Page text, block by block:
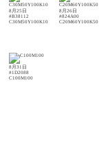
8月25日
#B38112
C30M50Y100K10
8月26日
#824A00
C20M60Y100K50
8月31日
#1D2088
C100M100